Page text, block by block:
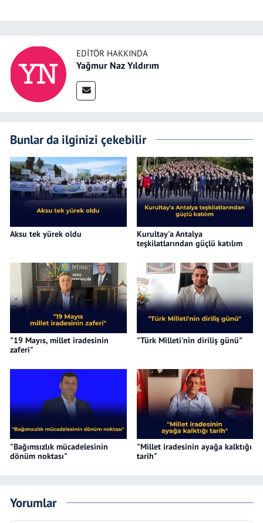
EDITÖR HAKKINDA
Yağmur Naz Yıldırım
Bunlar da ilginizi çekebilir
Aksu tek yürek oldu
Kurultay'a Antalya
teşkilatlarından güçlü katılım
"19 Mayıs, millet iradesinin
zaferi"
"Türk Milleti'nin diriliş günü"
"Bağımsızlık mücadelesinin
dönüm noktası"
"Millet iradesinin ayağa kalktığı
tarih"
Yorumlar